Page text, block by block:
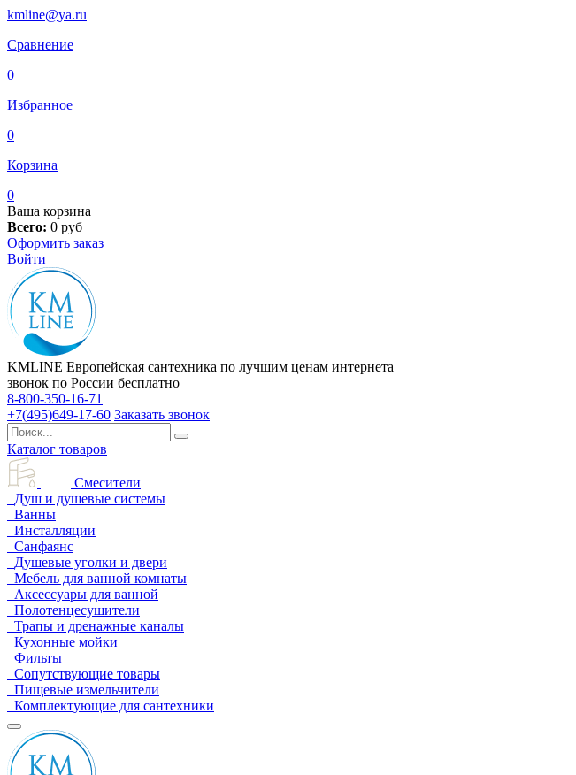
kmline@ya.ru
Сравнение
0
Избранное
0
Корзина
0
Ваша корзина
Всего: 0 руб
Оформить заказ
Войти
KMLINE Европейская сантехника по лучшим ценам интернета
звонок по России бесплатно
8-800-350-16-71
+7(495)649-17-60 Заказать звонок
Каталог товаров
Смесители
Душ и душевые системы
Ванны
Инсталляции
Санфаянс
Душевые уголки и двери
Мебель для ванной комнаты
Аксессуары для ванной
Полотенцесушители
Трапы и дренажные каналы
Кухонные мойки
Фильты
Сопутствующие товары
Пищевые измельчители
Комплектующие для сантехники